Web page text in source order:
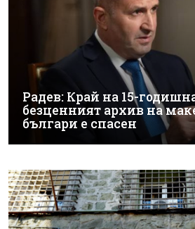
Радев: Край на 15-
безценният архив на
българи е спасен